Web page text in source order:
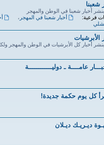
شعبنا
أخبار شعبنا في الوطن والمهجر
فرعية:
أخبار شعبنا في المهجر ،
الأبرشيات
بنشر أخبار كل الأبرشيات في الوطن والمهجر
عامــــة ـ دوليــــــــــــة
كل يوم حكمة جديدة!
ديـريـك ديـلان